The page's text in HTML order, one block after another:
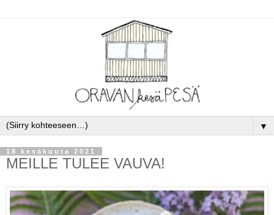
▼
18 kesäkuuta 2021
MEILLE TULEE VAUVA!